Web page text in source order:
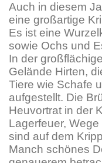
Auch in diesem
eine großartige
Es ist eine
sowie Ochs und
In der
Gelände Hirten,
Tiere wie Schafe
aufgestellt. Die
Heuvortrat in der
Lagerfeuer,
sind auf dem
Manch schönes